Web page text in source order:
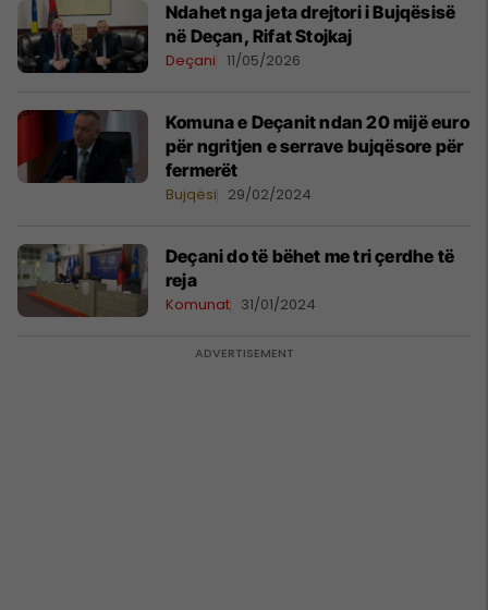
Ndahet nga jeta drejtori i Bujqësisë
në Deçan, Rifat Stojkaj
Deçani 11/05/2026
​Komuna e Deçanit ndan 20 mijë euro
për ngritjen e serrave bujqësore për
fermerët
Bujqësi 29/02/2024
​Deçani do të bëhet me tri çerdhe të
reja
Komunat 31/01/2024